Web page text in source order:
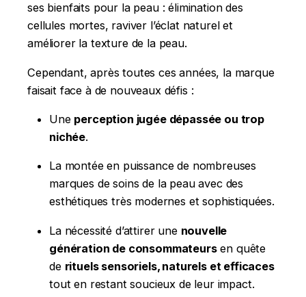
ses bienfaits pour la peau : élimination des
cellules mortes, raviver l’éclat naturel et
améliorer la texture de la peau.
Cependant, après toutes ces années, la marque
faisait face à de nouveaux défis :
Une perception jugée dépassée ou trop
nichée.
La montée en puissance de nombreuses
marques de soins de la peau avec des
esthétiques très modernes et sophistiquées.
La nécessité d’attirer une nouvelle
génération de consommateursen quête
de rituels sensoriels, naturels et efficaces
tout en restant soucieux de leur impact.